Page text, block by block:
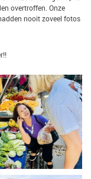
overtroffen. Onze
nooit zoveel fotos